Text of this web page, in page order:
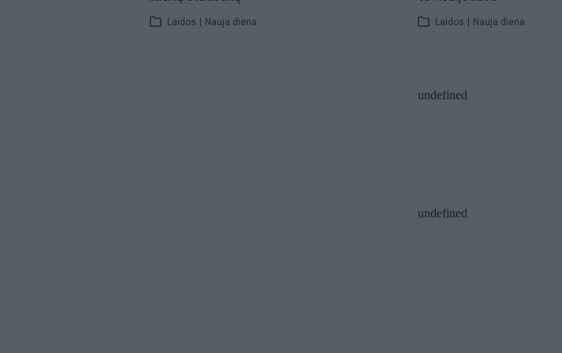
Laidos | Nauja diena Laidos | Nauja diena